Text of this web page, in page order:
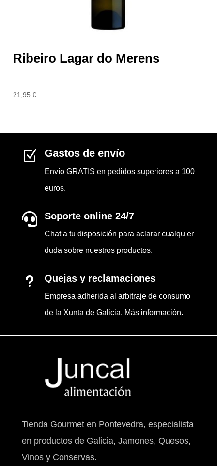
Ribeiro Lagar do Merens
21,95€
Z Gastos de envío
Envío GRATIS en pedidos superiores a 100
euros.
 Soporte online 24/7
Chat a tu disposición para aclarar cualquier
duda sobre nuestros productos.
u Quejas y reclamaciones
Empresa adherida al arbitraje de consumo
de la Xunta de Galicia. Más información.
Tienda Gourmet en Pontevedra, especialista
en productos de Galicia, Jamones, Quesos,
Vinos y Conservas.